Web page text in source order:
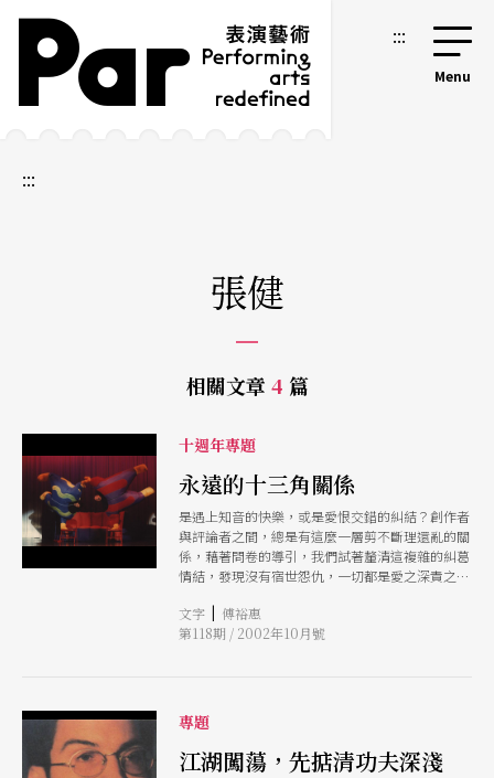
跳到主要內容區塊
網站導覽 :::
:::
張健
相關文章 4 篇
十週年專題
永遠的十三角關係
是遇上知音的快樂，或是愛恨交錯的糾結？創作者
與評論者之間，總是有這麼一層剪不斷理還亂的關
係，藉著問卷的導引，我們試著釐清這複雜的糾葛
情結，發現沒有宿世怨仇，一切都是愛之深責之
文字 | 傅裕惠
第118期 / 2002年10月號
專題
江湖闖蕩，先掂清功夫深淺